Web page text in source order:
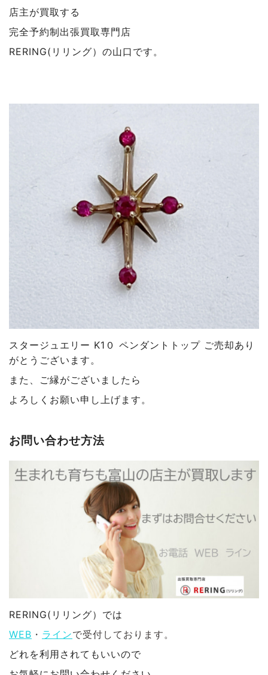
店主が買取する
完全予約制出張買取専門店
RERING(リリング）の山口です。
スタージュエリー K1０ ペンダントトップ ご売却あり
がとうございます。
また、ご縁がございましたら
よろしくお願い申し上げます。
お問い合わせ方法
RERING(リリング）では
WEB ・ ラインで受付しております。
どれを利用されてもいいので